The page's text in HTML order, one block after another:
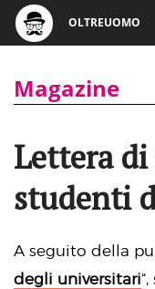
OLTREUOMO
Magazine
Lettera
studenti
A seguito della
degli universitari